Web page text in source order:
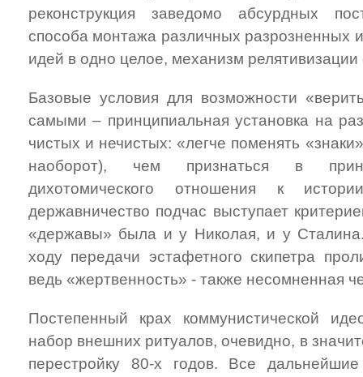
реконструкция заведомо абсурдных
способа монтажа различных разрозненных
идей в одно целое, механизм релятивизации
Базовые условия для возможности
самыми – принципиальная установка на
чистых и нечистых: «легче поменять
наоборот), чем признаться в
дихотомического отношения к
державничество подчас выступает
«державы» была и у Николая, и у
ходу передачи эстафетного скипетра
ведь «жертвенность» - также несомненная
Постепенный крах коммунистической
набор внешних ритуалов, очевидно, в
перестройку 80-х годов. Все